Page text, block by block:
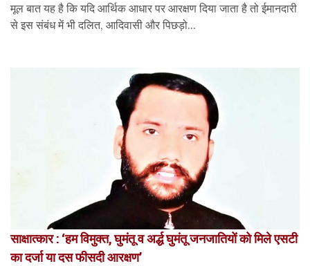
मूल बात यह है कि यदि आर्थिक आधार पर आरक्षण दिया जाता है तो ईमानदारी
से इस संबंध में भी दलित, आदिवासी और पिछड़ो...
साक्षात्कार : ‘हम विमुक्त, घुमंतू व अर्द्ध घुमंतू जनजातियों को मिले एसटी
का दर्जा या दस फीसदी आरक्षण’